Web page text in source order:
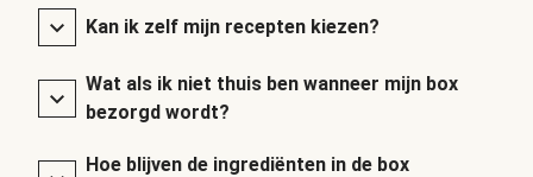
Kan ik zelf mijn recepten kiezen?
Wat als ik niet thuis ben wanneer mijn box
bezorgd wordt?
Hoe blijven de ingrediënten in de box